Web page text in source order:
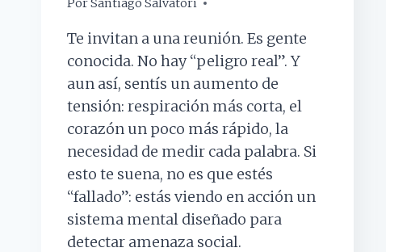
PorSantiago Salvatori
13 febrero, 2026
Te invitan a una reunión. Es gente
conocida. No hay “peligro real”. Y
aun así, sentís un aumento de
tensión: respiración más corta, el
corazón un poco más rápido, la
necesidad de medir cada palabra. Si
esto te suena, no es que estés
“fallado”: estás viendo en acción un
sistema mental diseñado para
detectar amenaza social.